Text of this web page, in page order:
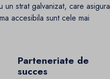
un strat galvanizat, care asigura
accesibila sunt cele mai
Parteneriate de
succes